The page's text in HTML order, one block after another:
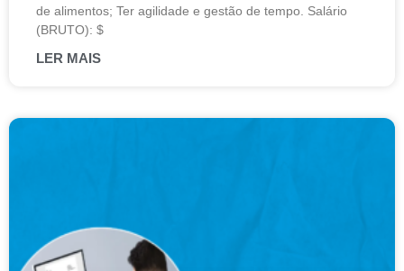
de alimentos; Ter agilidade e gestão de tempo. Salário
(BRUTO): $
LER MAIS